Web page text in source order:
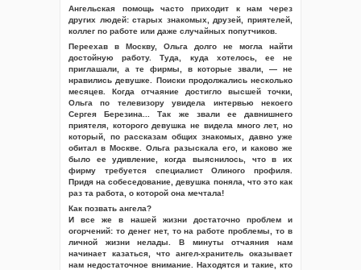
Ангельская помощь часто приходит к нам через
других людей: старых знакомых, друзей, приятелей,
коллег по работе или даже случайных попутчиков.
Переехав в Москву, Ольга долго не могла найти
достойную работу. Туда, куда хотелось, ее не
приглашали, а те фирмы, в которые звали, — не
нравились девушке. Поиски продолжались несколько
месяцев. Когда отчаяние достигло высшей точки,
Ольга по телевизору увидела интервью некоего
Сергея Березина... Так же звали ее давнишнего
приятеля, которого девушка не видела много лет, но
который, по рассказам общих знакомых, давно уже
обитал в Москве. Ольга разыскала его, и каково же
было ее удивление, когда выяснилось, что в их
фирму требуется специалист Олиного профиля.
Придя на собеседование, девушка поняла, что это как
раз та работа, о которой она мечтала!
Как позвать ангела?
И все же в нашей жизни достаточно проблем и
огорчений: то денег нет, то на работе проблемы, то в
личной жизни нелады. В минуты отчаяния нам
начинает казаться, что ангел-хранитель оказывает
нам недостаточное внимание. Находятся и такие, кто